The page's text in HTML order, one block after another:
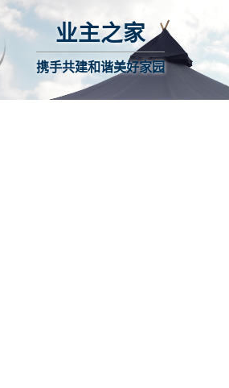
业主之家
携手共建和谐美好家园